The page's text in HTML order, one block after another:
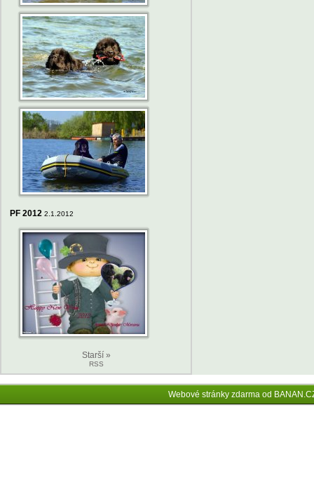
PF 2012 2.1.2012
Starší »
RSS
Webové stránky zdarma od